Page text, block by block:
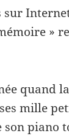
sur
»
quand
mille
piano